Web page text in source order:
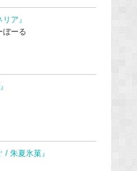
リア』
ぼーる
/ 朱夏氷菓』